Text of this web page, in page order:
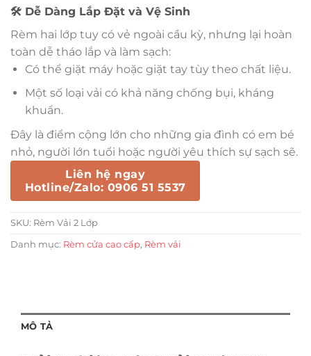
🛠️ Dễ Dàng Lắp Đặt và Vệ Sinh
Rèm hai lớp tuy có vẻ ngoài cầu kỳ, nhưng lại hoàn
toàn dễ tháo lắp và làm sạch:
Có thể giặt máy hoặc giặt tay tùy theo chất liệu.
Một số loại vải có khả năng chống bụi, kháng
khuẩn.
Đây là điểm cộng lớn cho những gia đình có em bé
nhỏ, người lớn tuổi hoặc người yêu thích sự sạch sẽ.
Liên hệ ngay
Hotline/Zalo: 0906 51 5537
SKU: Rèm Vải 2 Lớp
Danh mục: Rèm cửa cao cấp, Rèm vải
MÔ TẢ